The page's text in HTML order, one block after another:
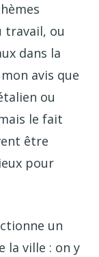
travail, ou
dans la
avis que
ou
le fait
être
pour
un
la ville : on y